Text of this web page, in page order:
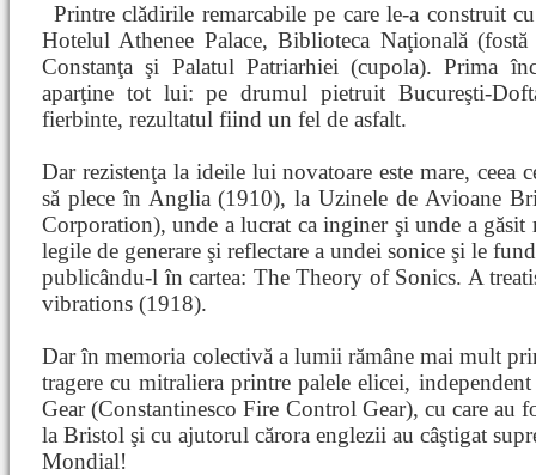
Printre clădirile remarcabile pe care le-a construit
Hotelul Athenee Palace, Biblioteca Naţională
Constanţa şi Palatul Patriarhiei (cupola). Prima
aparţine tot lui: pe drumul pietruit Bucureşti-
fierbinte, rezultatul fiind un fel de asfalt.
Dar rezistenţa la ideile lui novatoare este mare, ceea
să plece în Anglia (1910), la Uzinele de Avioane
Corporation), unde a lucrat ca inginer şi unde a găsit
legile de generare şi reflectare a undei sonice şi le
publicându-l în cartea: The Theory of Sonics. A
vibrations (1918).
Dar în memoria colectivă a lumii rămâne mai mult
tragere cu mitraliera printre palele elicei,
Gear (Constantinesco Fire Control Gear), cu care au
la Bristol şi cu ajutorul cărora englezii au câştigat
Mondial!